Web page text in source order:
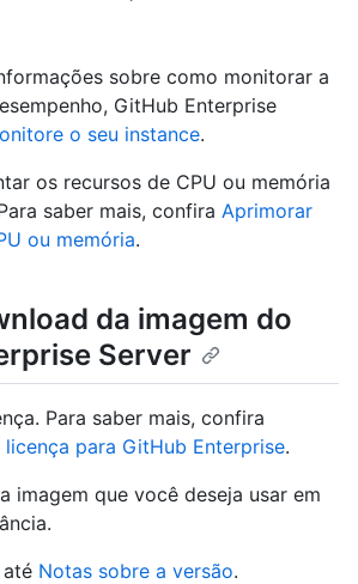
sobre como monitorar a
GitHub Enterprise
o seu instance.
os recursos de CPU ou memória
saber mais, confira Aprimorar
ou memória.
da imagem do
Server
Para saber mais, confira
licença para GitHub Enterprise.
imagem que você deseja usar em
até Notas sobre a versão.